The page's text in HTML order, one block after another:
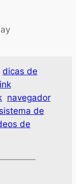
dicas de
navegador
sistema de
de